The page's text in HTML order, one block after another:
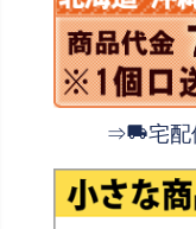
⇒ 宅配